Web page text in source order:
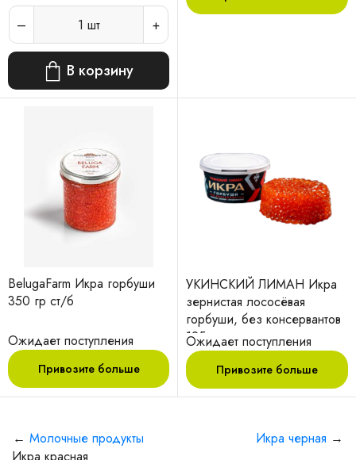
1 шт
В корзину
BelugaFarm Икра горбуши
350 гр ст/б
Ожидает поступления
Привозите больше
УКИНСКИЙ ЛИМАН Икра
зернистая лососёвая
горбуши, без консервантов
125 г
Ожидает поступления
Привозите больше
← Молочные продукты Икра черная →